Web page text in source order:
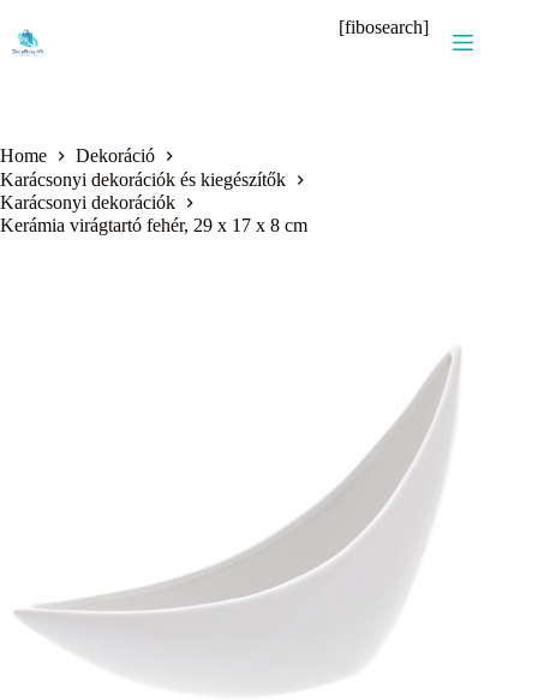
content
[fibosearch]
Home
Dekoráció
Karácsonyi dekorációk és kiegészítők
Karácsonyi dekorációk
Kerámia virágtartó fehér, 29 x 17 x 8 cm